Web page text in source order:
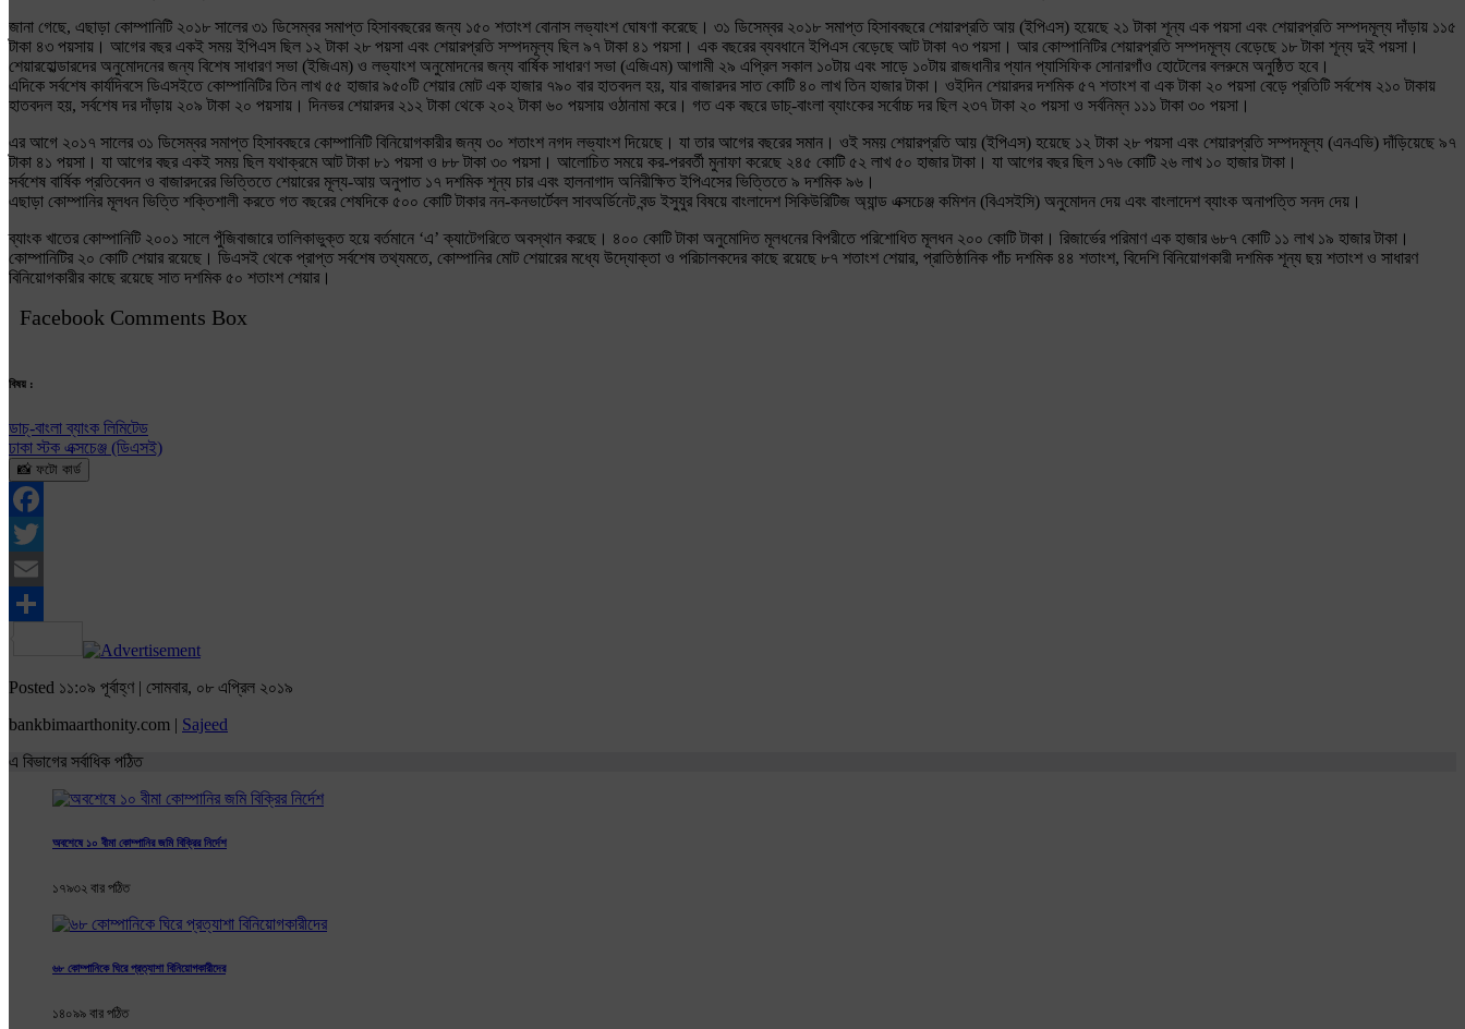
জানা গেছে, এছাড়া কোম্পানিটি ২০১৮ সালের ৩১ ডিসেম্বর সমাপ্ত হিসাববছরের জন্য ১৫০ শতাংশ বোনাস লভ্যাংশ ঘোষণা করেছে। ৩১ ডিসেম্বর ২০১৮ সমাপ্ত হিসাববছরে শেয়ারপ্রতি আয় (ইপিএস) হয়েছে ২১ টাকা শূন্য এক পয়সা এবং শেয়ারপ্রতি সম্পদমূল্য দাঁড়ায় ১১৫
টাকা ৪৩ পয়সায়। আগের বছর একই সময় ইপিএস ছিল ১২ টাকা ২৮ পয়সা এবং শেয়ারপ্রতি সম্পদমূল্য ছিল ৯৭ টাকা ৪১ পয়সা। এক বছরের ব্যবধানে ইপিএস বেড়েছে আট টাকা ৭৩ পয়সা। আর কোম্পানিটির শেয়ারপ্রতি সম্পদমূল্য বেড়েছে ১৮ টাকা শূন্য দুই পয়সা।
শেয়ারহোল্ডারদের অনুমোদনের জন্য বিশেষ সাধারণ সভা (ইজিএম) ও লভ্যাংশ অনুমোদনের জন্য বার্ষিক সাধারণ সভা (এজিএম) আগামী ২৯ এপ্রিল সকাল ১০টায় এবং সাড়ে ১০টায় রাজধানীর প্যান প্যাসিফিক সোনারগাঁও হোটেলের বলরুমে অনুষ্ঠিত হবে।
এদিকে সর্বশেষ কার্যদিবসে ডিএসইতে কোম্পানিটির তিন লাখ ৫৫ হাজার ৯৫০টি শেয়ার মোট এক হাজার ৭৯০ বার হাতবদল হয়, যার বাজারদর সাত কোটি ৪০ লাখ তিন হাজার টাকা। ওইদিন শেয়ারদর দশমিক ৫৭ শতাংশ বা এক টাকা ২০ পয়সা বেড়ে প্রতিটি সর্বশেষ ২১০ টাকায়
হাতবদল হয়, সর্বশেষ দর দাঁড়ায় ২০৯ টাকা ২০ পয়সায়। দিনভর শেয়ারদর ২১২ টাকা থেকে ২০২ টাকা ৬০ পয়সায় ওঠানামা করে। গত এক বছরে ডাচ্-বাংলা ব্যাংকের সর্বোচ্চ দর ছিল ২৩৭ টাকা ২০ পয়সা ও সর্বনিম্ন ১১১ টাকা ৩০ পয়সা।
এর আগে ২০১৭ সালের ৩১ ডিসেম্বর সমাপ্ত হিসাববছরে কোম্পানিটি বিনিয়োগকারীর জন্য ৩০ শতাংশ নগদ লভ্যাংশ দিয়েছে। যা তার আগের বছরের সমান। ওই সময় শেয়ারপ্রতি আয় (ইপিএস) হয়েছে ১২ টাকা ২৮ পয়সা এবং শেয়ারপ্রতি সম্পদমূল্য (এনএভি) দাঁড়িয়েছে ৯৭
টাকা ৪১ পয়সা। যা আগের বছর একই সময় ছিল যথাক্রমে আট টাকা ৮১ পয়সা ও ৮৮ টাকা ৩০ পয়সা। আলোচিত সময়ে কর-পরবর্তী মুনাফা করেছে ২৪৫ কোটি ৫২ লাখ ৫০ হাজার টাকা। যা আগের বছর ছিল ১৭৬ কোটি ২৬ লাখ ১০ হাজার টাকা।
সর্বশেষ বার্ষিক প্রতিবেদন ও বাজারদরের ভিত্তিতে শেয়ারের মূল্য-আয় অনুপাত ১৭ দশমিক শূন্য চার এবং হালনাগাদ অনিরীক্ষিত ইপিএসের ভিত্তিতে ৯ দশমিক ৯৬।
এছাড়া কোম্পানির মূলধন ভিত্তি শক্তিশালী করতে গত বছরের শেষদিকে ৫০০ কোটি টাকার নন-কনভার্টেবল সাবঅর্ডিনেট বন্ড ইসু্যুর বিষয়ে বাংলাদেশ সিকিউরিটিজ অ্যান্ড এক্সচেঞ্জ কমিশন (বিএসইসি) অনুমোদন দেয় এবং বাংলাদেশ ব্যাংক অনাপত্তি সনদ দেয়।
ব্যাংক খাতের কোম্পানিটি ২০০১ সালে পুঁজিবাজারে তালিকাভুক্ত হয়ে বর্তমানে ‘এ’ ক্যাটেগরিতে অবস্থান করছে। ৪০০ কোটি টাকা অনুমোদিত মূলধনের বিপরীতে পরিশোধিত মূলধন ২০০ কোটি টাকা। রিজার্ভের পরিমাণ এক হাজার ৬৮৭ কোটি ১১ লাখ ১৯ হাজার টাকা।
কোম্পানিটির ২০ কোটি শেয়ার রয়েছে। ডিএসই থেকে প্রাপ্ত সর্বশেষ তথ্যমতে, কোম্পানির মোট শেয়ারের মধ্যে উদ্যোক্তা ও পরিচালকদের কাছে রয়েছে ৮৭ শতাংশ শেয়ার, প্রাতিষ্ঠানিক পাঁচ দশমিক ৪৪ শতাংশ, বিদেশি বিনিয়োগকারী দশমিক শূন্য ছয় শতাংশ ও সাধারণ
বিনিয়োগকারীর কাছে রয়েছে সাত দশমিক ৫০ শতাংশ শেয়ার।
Facebook Comments Box
বিষয় :
ডাচ্-বাংলা ব্যাংক লিমিটেড
ঢাকা স্টক এক্সচেঞ্জ (ডিএসই)
📸 ফটো কার্ড
Facebook
Twitter
Email
Share
Posted ১১:০৯ পূর্বাহ্ণ | সোমবার, ০৮ এপ্রিল ২০১৯
bankbimaarthonity.com | Sajeed
এ বিভাগের সর্বাধিক পঠিত
অবশেষে ১০ বীমা কোম্পানির জমি বিক্রির নির্দেশ
১৭৯৩২ বার পঠিত
৬৮ কোম্পানিকে ঘিরে প্রত্যাশা বিনিয়োগকারীদের
১৪০৯৯ বার পঠিত